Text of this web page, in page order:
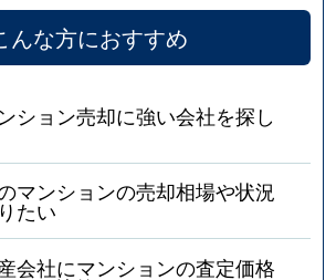
んな方におすすめ
ション売却に強い会社を探し
マンションの売却相場や状況
たい
会社にマンションの査定価格